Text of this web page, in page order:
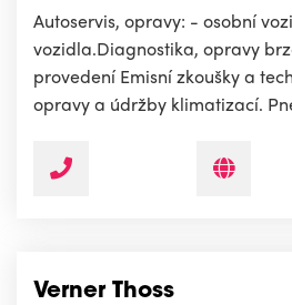
Autoservis, opravy: - osobní
vozidla.Diagnostika, opravy
provedení Emisní zkoušky a
opravy a údržby klimatizací.
Verner Thoss